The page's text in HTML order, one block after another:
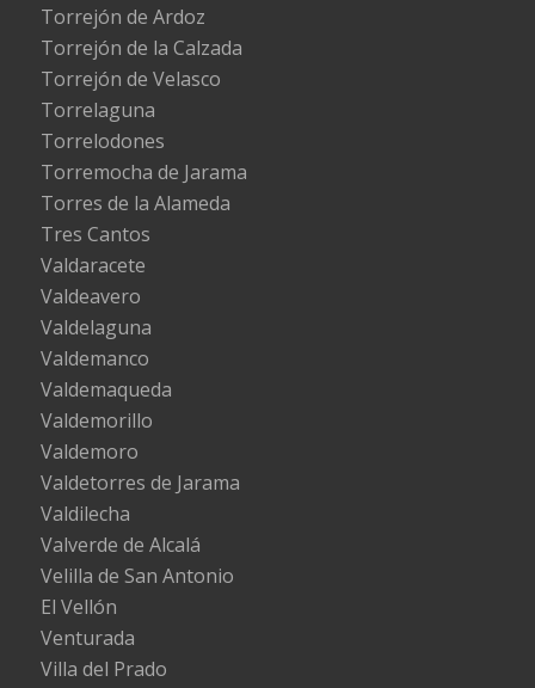
Torrejón de Ardoz
Torrejón de la Calzada
Torrejón de Velasco
Torrelaguna
Torrelodones
Torremocha de Jarama
Torres de la Alameda
Tres Cantos
Valdaracete
Valdeavero
Valdelaguna
Valdemanco
Valdemaqueda
Valdemorillo
Valdemoro
Valdetorres de Jarama
Valdilecha
Valverde de Alcalá
Velilla de San Antonio
El Vellón
Venturada
Villa del Prado